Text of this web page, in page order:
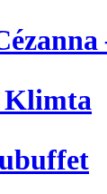
Klimta